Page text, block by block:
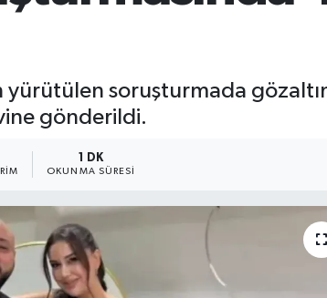
soruşturmada
gönderildi.
1 DK
OKUNMA SÜRESI